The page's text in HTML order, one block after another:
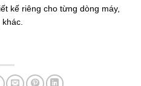
kế riêng cho từng dòng máy,
khác.